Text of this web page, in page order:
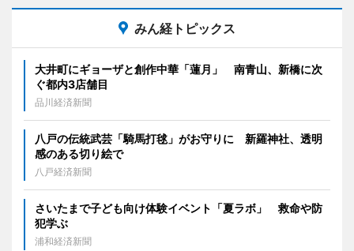
みん経トピックス
大井町にギョーザと創作中華「蓮月」 南青山、新橋に次
ぐ都内3店舗目
品川経済新聞
八戸の伝統武芸「騎馬打毬」がお守りに 新羅神社、透明
感のある切り絵で
八戸経済新聞
さいたまで子ども向け体験イベント「夏ラボ」 救命や防
犯学ぶ
浦和経済新聞